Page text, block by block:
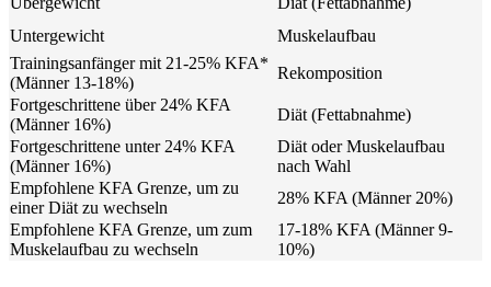
Untergewicht
Muskelaufbau
Trainingsanfänger mit 21-25% KFA*
(Männer 13-18%)
Rekomposition
Fortgeschrittene über 24% KFA
(Männer 16%)
Diät (Fettabnahme)
Fortgeschrittene unter 24% KFA
(Männer 16%)
Diät oder Muskelaufbau
nach Wahl
Empfohlene KFA Grenze, um zu
einer Diät zu wechseln
28% KFA (Männer 20%)
Empfohlene KFA Grenze, um zum
Muskelaufbau zu wechseln
17-18% KFA (Männer 9-
10%)